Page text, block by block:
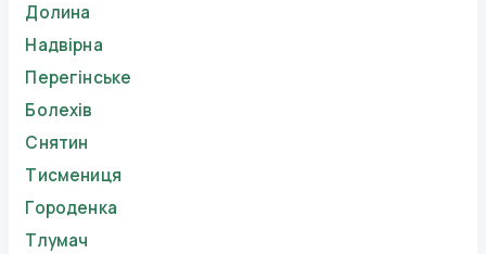
Долина
Надвірна
Перегінське
Болехів
Снятин
Тисмениця
Городенка
Тлумач